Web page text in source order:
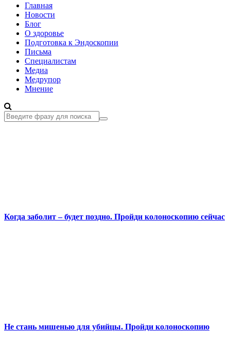
Главная
Новости
Блог
О здоровье
Подготовка к Эндоскопии
Письма
Специалистам
Медиа
Медрупор
Мнение
Когда заболит – будет поздно. Пройди колоноскопию сейчас
Не стань мишенью для убийцы. Пройди колоноскопию